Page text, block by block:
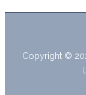
Copyright ©